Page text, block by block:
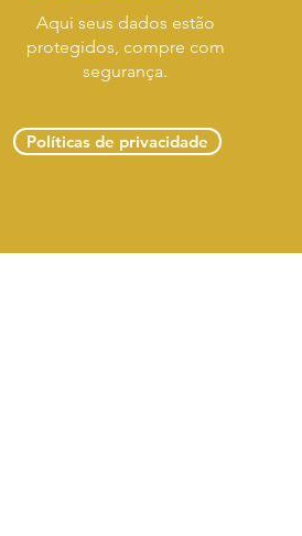
Aqui seus dados estão
protegidos, compre com
segurança.
Políticas de privacidade